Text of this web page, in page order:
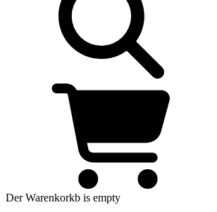
Der Warenkorkb is empty